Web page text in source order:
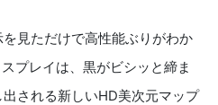
見ただけで高性能ぶりがわか
プレイは、黒がビシッと締ま
される新しいHD美次元マップ